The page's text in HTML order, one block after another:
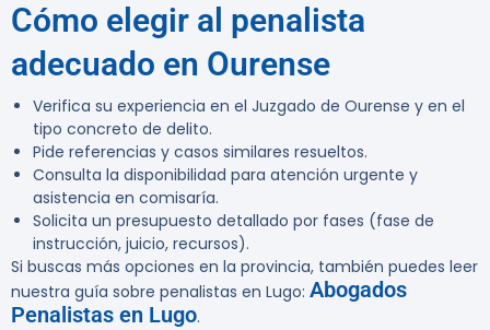
Cómo elegir al penalista
adecuado en Ourense
Verifica su experiencia en el Juzgado de Ourense y en el
tipo concreto de delito.
Pide referencias y casos similares resueltos.
Consulta la disponibilidad para atención urgente y
asistencia en comisaría.
Solicita un presupuesto detallado por fases (fase de
instrucción, juicio, recursos).
Si buscas más opciones en la provincia, también puedes leer
nuestra guía sobre penalistas en Lugo: Abogados
Penalistas en Lugo.